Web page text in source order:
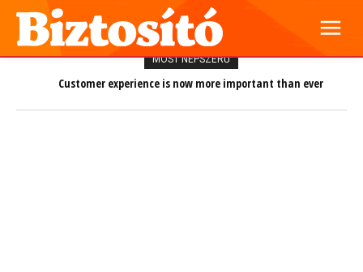
MOST NÉPSZERŰ
Customer experience is now more important than ever